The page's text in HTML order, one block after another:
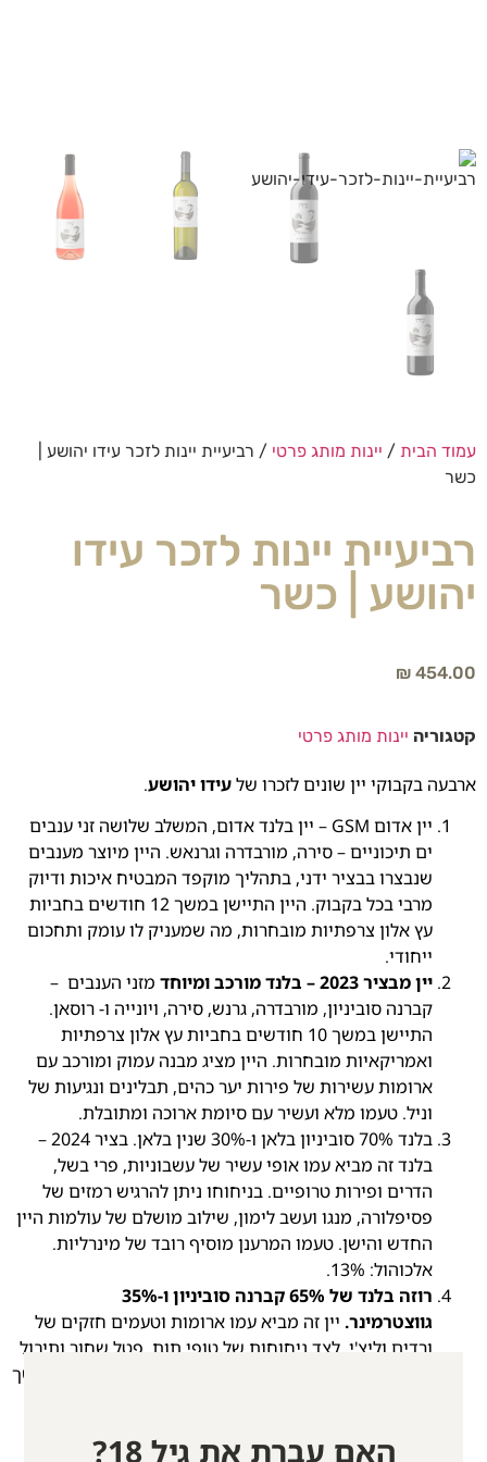
עמוד הבית / יינות מותג פרטי / רביעיית יינות לזכר עידו יהושע |
כשר
רביעיית יינות לזכר עידו
יהושע | כשר
₪ 454.00
קטגוריה יינות מותג פרטי
ארבעה בקבוקי יין שונים לזכרו שלעידו יהושע.
יין אדום GSM – יין בלנד אדום, המשלב שלושה זני ענבים
ים תיכוניים – סירה, מורבדרה וגרנאש. היין מיוצר מענבים
שנבצרו בבציר ידני, בתהליך מוקפד המבטיח איכות ודיוק
מרבי בכל בקבוק. היין התיישן במשך 12 חודשים בחביות
עץ אלון צרפתיות מובחרות, מה שמעניק לו עומק ותחכום
ייחודי.
יין מבציר 2023 – בלנד מורכב ומיוחד
מזני הענבים –
קברנה סוביניון, מורבדרה, גרנש, סירה, ויונייה ו- רוסאן.
התיישן במשך 10 חודשים בחביות עץ אלון צרפתיות
ואמריקאיות מובחרות. היין מציג מבנה עמוק ומורכב עם
ארומות עשירות של פירות יער כהים, תבלינים ונגיעות של
וניל. טעמו מלא ועשיר עם סיומת ארוכה ומתובלת.
בלנד 70% סוביניון בלאן ו-30% שנין בלאן. בציר 2024 –
בלנד זה מביא עמו אופי עשיר של עשבוניות, פרי בשל,
הדרים ופירות טרופיים. בניחוחו ניתן להרגיש רמזים של
פסיפלורה, מנגו ועשב לימון, שילוב מושלם של עולמות היין
החדש והישן. טעמו המרענן מוסיף רובד של מינרליות.
אלכוהול: 13%.
רוזה בלנד של 65% קברנה סוביניון ו-35%
גווצטרמינר. יין זה מביא עמו ארומות וטעמים חזקים של
ורדים וליצ'י, לצד ניחוחות של טופי תות, פטל שחור ותיבול
עדין. קברנה סוביניון עבר השרייה קצרה על קליפותיו במשך
האם עברת את גיל 18?